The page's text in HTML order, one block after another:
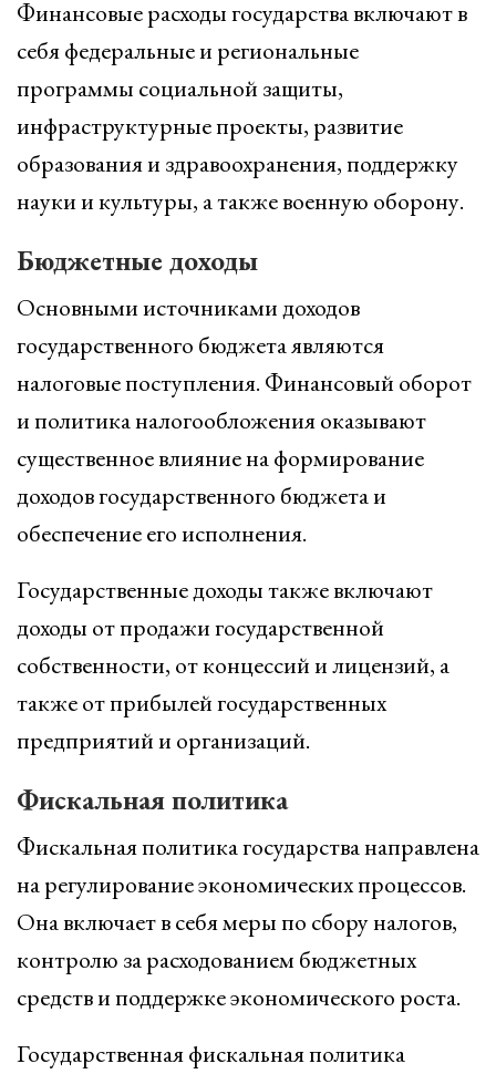
Финансовые расходы государства включают в
себя федеральные и региональные
программы социальной защиты,
инфраструктурные проекты, развитие
образования и здравоохранения, поддержку
науки и культуры, а также военную оборону.
Бюджетные доходы
Основными источниками доходов
государственного бюджета являются
налоговые поступления. Финансовый оборот
и политика налогообложения оказывают
существенное влияние на формирование
доходов государственного бюджета и
обеспечение его исполнения.
Государственные доходы также включают
доходы от продажи государственной
собственности, от концессий и лицензий, а
также от прибылей государственных
предприятий и организаций.
Фискальная политика
Фискальная политика государства направлена
на регулирование экономических процессов.
Она включает в себя меры по сбору налогов,
контролю за расходованием бюджетных
средств и поддержке экономического роста.
Государственная фискальная политика